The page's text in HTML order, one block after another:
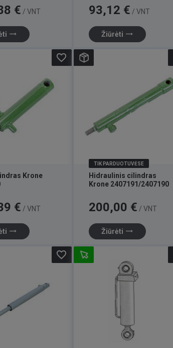
€ / VNT
trending_flat
Kaina
93,12 € / VNT
Žiūrėti trending_flat
Krone
€ / VNT
trending_flat
favorite_border
TIK PARDUOTUVĖSE
Hidraulinis cilindras
Krone 2407191/2407190
Kaina
200,00 € / VNT
Žiūrėti trending_flat
favorite_border